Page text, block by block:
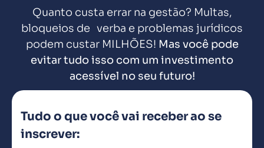
Quanto custa errar na gestão? Multas,
bloqueios de verba e problemas jurídicos
podem custar MILHÕES! Mas você pode
evitar tudo isso com um investimento
acessível no seu futuro!
Tudo o que você vai receber ao se
inscrever: